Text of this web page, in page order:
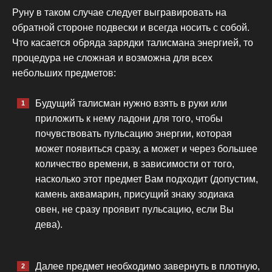
Руну в таком случае следует выгравировать на
обратной стороне подвески и всегда носить с собой.
Что касается обряда зарядки талисмана энергией, то
процедура не сложная и возможна для всех
небольших предметов:
Будущий талисман нужно взять в руки или
приложить к нему ладони для того, чтобы
почувствовать пульсацию энергии, которая
может появиться сразу, а может и через большее
количество времени, в зависимости от того,
насколько этот предмет Вам подходит (допустим,
камень аквамарин, присущий знаку зодиака
овен, не сразу проявит пульсацию, если Вы
дева).
Далее предмет необходимо завернуть в плотную,